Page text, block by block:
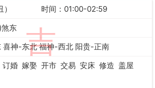
吉
时间：01:00-02:59
东
喜神-东北 福神-西北 阳贵-正南
订婚 嫁娶 开市 交易 安床 修造 盖屋